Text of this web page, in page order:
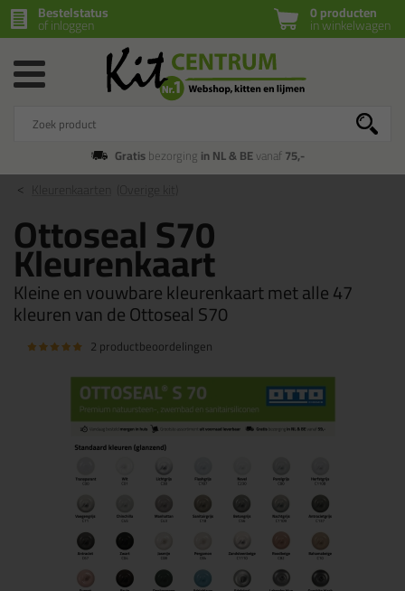
0 producten
in winkelwagen
Bestelstatus
of inloggen
Gratisbezorging in NL & BEvanaf75,-
Ottoseal S70
Kleurenkaart
Kleine en vouwbare kleurenkaart met alle 47
kleuren van de Ottoseal S70
2 productbeoordelingen